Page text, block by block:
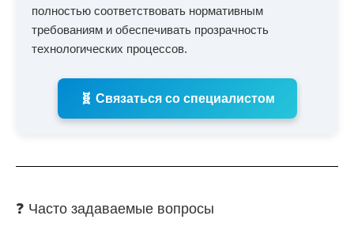
полностью соответствовать нормативным
требованиям и обеспечивать прозрачность
технологических процессов.
🧬 Связаться со специалистом
❓ Часто задаваемые вопросы